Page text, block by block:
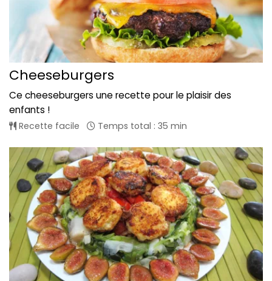
Cheeseburgers
Ce cheeseburgers une recette pour le plaisir des
enfants !
Recette facile Temps total : 35 min